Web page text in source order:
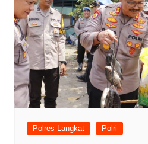
Polres Langkat Polri